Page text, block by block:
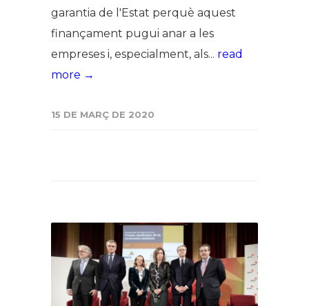
garantia de l'Estat perquè aquest
finançament pugui anar a les
empreses i, especialment, als... read
more →
15 DE MARÇ DE 2020